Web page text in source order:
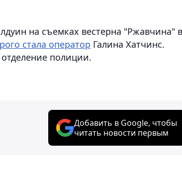
на съемках вестерна "Ржавчина" в
стала оператор Галина Хатчинс.
полиции.
Добавить в Google, чтобы
читать новости первым